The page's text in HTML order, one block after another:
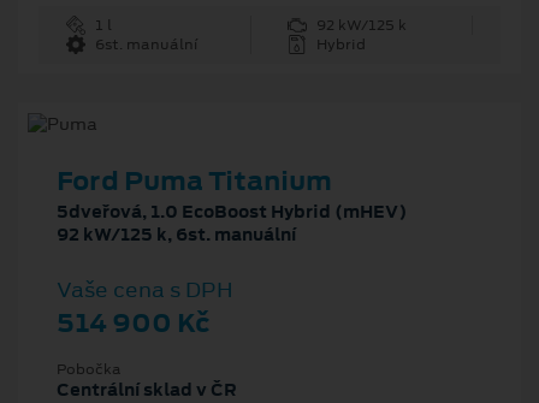
1 l
92 kW/125 k
6st. manuální
Hybrid
Ford Puma Titanium
5dveřová, 1.0 EcoBoost Hybrid (mHEV)
92 kW/125 k, 6st. manuální
Vaše cena s DPH
514 900 Kč
Pobočka
Centrální sklad v ČR